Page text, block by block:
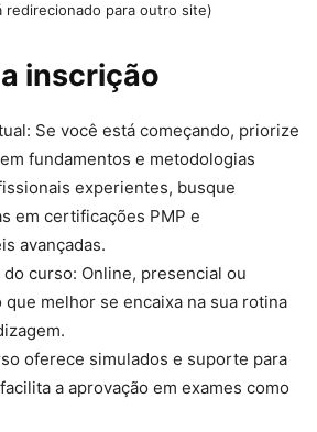
redirecionado para outro site)
inscrição
Se você está começando, priorize
fundamentos e metodologias
experientes, busque
em certificações PMP e
avançadas.
curso: Online, presencial ou
que melhor se encaixa na sua rotina
oferece simulados e suporte para
a aprovação em exames como